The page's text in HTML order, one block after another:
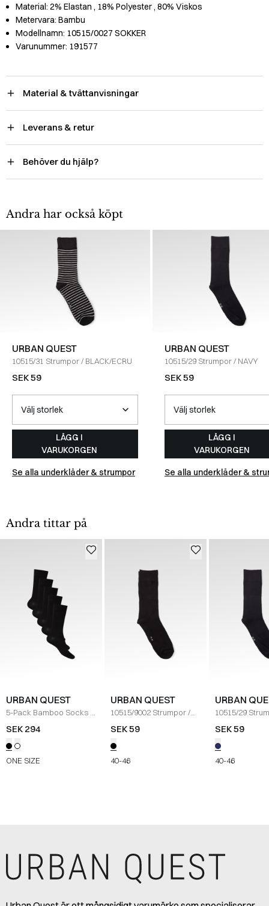
Material: 2% Elastan , 18% Polyester, 80% Viskos
Metervara: Bambu
Modellnamn: 10515/0027 SOKKER
Varunummer: 191577
Material & tvättanvisningar
Leverans & retur
Behöver du hjälp?
Andra har också köpt
URBAN QUEST
10515/31 Strumpor/ BLACK/ECRU
SEK 59
LÄGG I
VARUKORGEN
Se alla underkläder & strumpor
URBAN QUEST
10515/29 Strumpor/ NAVY
SEK 59
LÄGG I
VARUKORGEN
Se alla underkläder &
Andra tittar på
URBAN QUEST
5-Pack Bamboo Socks
SORT
SEK 294
ONE SIZE
URBAN QUEST
10515/9002 Strumpor/
BLACK
SEK 59
40-46
URBAN
10515/29
NAVY
SEK 59
40-46